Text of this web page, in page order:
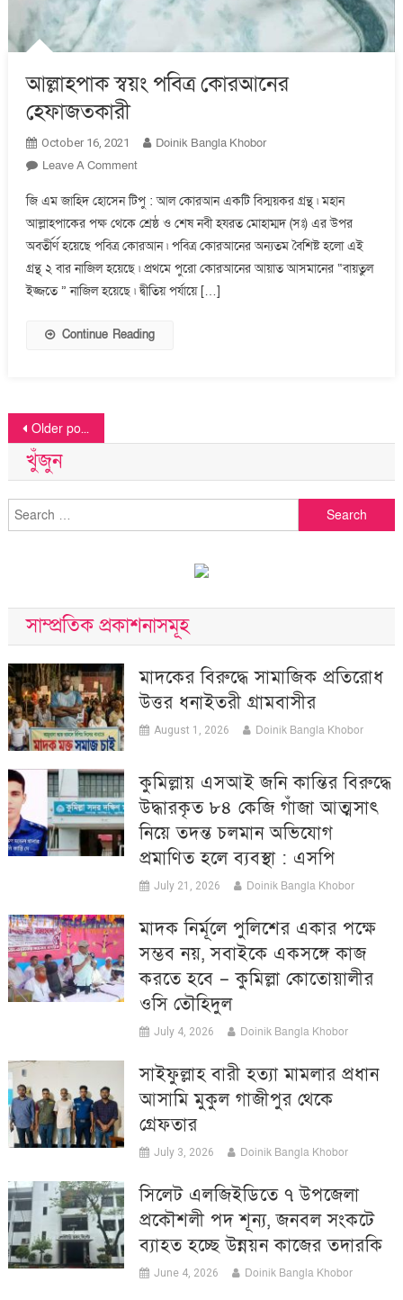
আল্লাহপাক স্বয়ং পবিত্র কোরআনের
হেফাজতকারী
October 16, 2021
Doinik Bangla Khobor
Leave A CommentOn
স্বয়ং
পবিত্র
কোরআনের
হেফাজতকারী
জি এম জাহিদ হোসেন টিপু : আল কোরআন একটি বিস্ময়কর গ্রন্থ ৷ মহান
আল্লাহপাকের পক্ষ থেকে শ্রেষ্ঠ ও শেষ নবী হযরত মোহাম্মদ (সঃ) এর উপর
অবর্তীর্ণ হয়েছে পবিত্র কোরআন ৷ পবিত্র কোরআনের অন্যতম বৈশিষ্ট হলো এই
গ্রন্থ ২ বার নাজিল হয়েছে ৷ প্রথমে পুরো কোরআনের আয়াত আসমানের “বায়তুল
ইজ্জতে ” নাজিল হয়েছে ৷ দ্বীতিয় পর্যায়ে […]
Continue Reading
Posts
navigation
Older posts
খুঁজুন
Search
for:
সাম্প্রতিক প্রকাশনাসমূহ
মাদকের বিরুদ্ধে সামাজিক প্রতিরোধ
উত্তর ধনাইতরী গ্রামবাসীর
August 1, 2026 Doinik Bangla Khobor
কুমিল্লায় এসআই জনি কান্তির বিরুদ্ধে
উদ্ধারকৃত ৮৪ কেজি গাঁজা আত্মসাৎ
নিয়ে তদন্ত চলমান অভিযোগ
প্রমাণিত হলে ব্যবস্থা : এসপি
July 21, 2026 Doinik Bangla Khobor
মাদক নির্মূলে পুলিশের একার পক্ষে
সম্ভব নয়, সবাইকে একসঙ্গে কাজ
করতে হবে – কুমিল্লা কোতোয়ালীর
ওসি তৌহিদুল
July 4, 2026 Doinik Bangla Khobor
সাইফুল্লাহ বারী হত্যা মামলার প্রধান
আসামি মুকুল গাজীপুর থেকে
গ্রেফতার
July 3, 2026 Doinik Bangla Khobor
সিলেট এলজিইডিতে ৭ উপজেলা
প্রকৌশলী পদ শূন্য, জনবল সংকটে
ব্যাহত হচ্ছে উন্নয়ন কাজের তদারকি
June 4, 2026 Doinik Bangla Khobor